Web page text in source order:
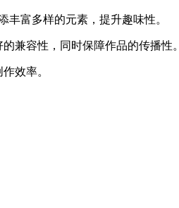
富多样的元素，提升趣味性。
兼容性，同时保障作品的传播性。
效率。